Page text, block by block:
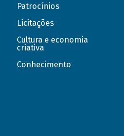
Patrocínios
Licitações
Cultura e economia
criativa
Conhecimento